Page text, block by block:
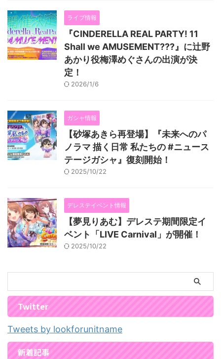
ライブ情報
『CINDERELLA REAL PARTY! 11
Shall we AMUSEMENT???』に辻野
あかり役梅澤めぐさんの出演が決
定！
2026/1/6
ガシャ情報
【砂塚あきら再登場】『未来へのパ
ノラマ 描く日常 私たちの #ニュース
テージガシャ』復刻開始！
2025/10/22
デレステイベント情報
【夢見りあむ】デレステ期間限定イ
ベント「LIVE Carnival」が開催！
2025/10/22
Twitter
Tweets by lookforunitname
新着記事